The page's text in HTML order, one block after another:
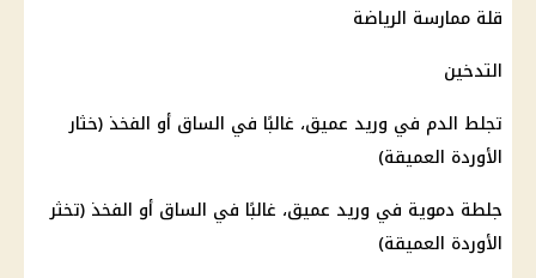
قلة ممارسة الرياضة
التدخين
تجلط الدم في وريد عميق، غالبًا في الساق أو الفخذ (خثار
الأوردة العميقة)
جلطة دموية في وريد عميق، غالبًا في الساق أو الفخذ (تخثر
الأوردة العميقة)